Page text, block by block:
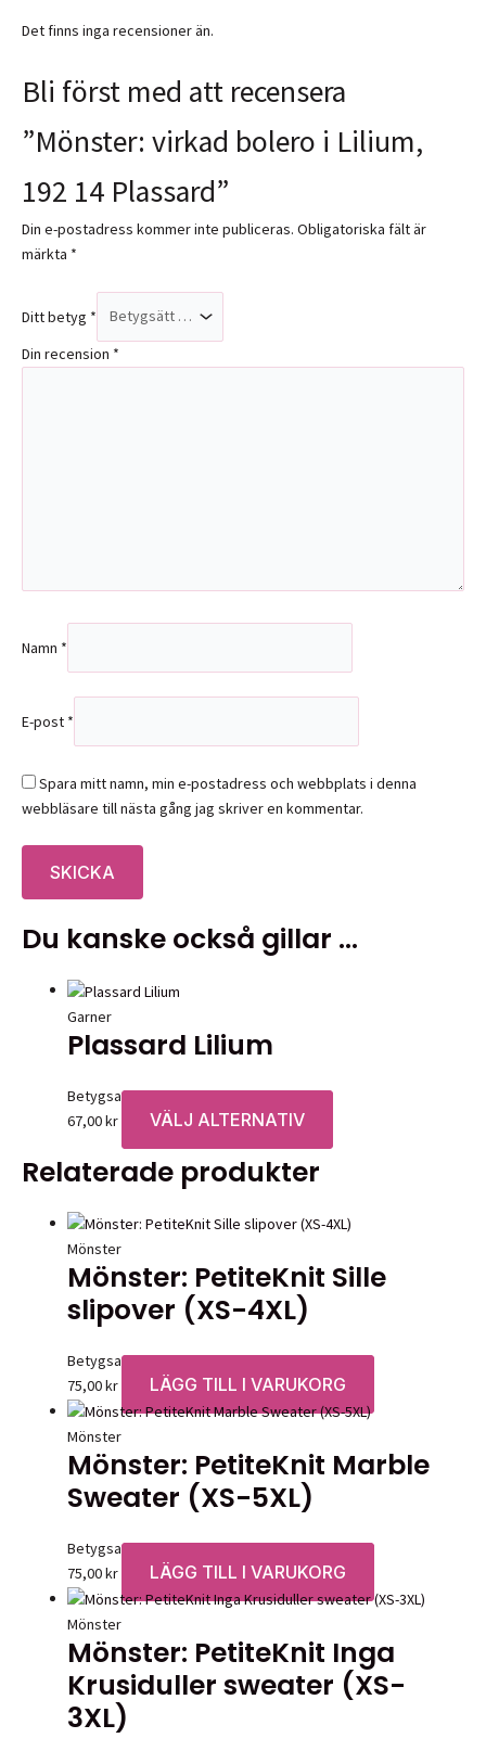
Det finns inga recensioner än.
Bli först med att recensera
”Mönster: virkad bolero i Lilium,
192 14 Plassard”
Din e-postadress kommer inte publiceras. Obligatoriska fält är
märkta *
Ditt betyg *
Din recension *
Namn *
E-post *
Spara mitt namn, min e-postadress och webbplats i denna
webbläsare till nästa gång jag skriver en kommentar.
Du kanske också gillar …
Garner
Plassard Lilium
Betygsatt0av 5
67,00kr VÄLJ ALTERNATIV
här
flera
De
på
produktsidan
Relaterade produkter
Mönster
Mönster: PetiteKnit Sille
slipover (XS-4XL)
Betygsatt0av 5
75,00kr LÄGG TILL I VARUKORG
Mönster
Mönster: PetiteKnit Marble
Sweater (XS-5XL)
Betygsatt0av 5
75,00kr LÄGG TILL I VARUKORG
Mönster
Mönster: PetiteKnit Inga
Krusiduller sweater (XS-
3XL)